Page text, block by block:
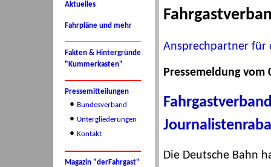
Aktuelles
Fahrpläne und mehr
Fakten & Hintergründe
"Kummerkasten"
Pressemitteilungen
• Bundesverband
• Untergliederungen
• Kontakt
Magazin "derFahrgast"
Ansprechpartner für
Pressemeldung vom
Die Deutsche Bahn